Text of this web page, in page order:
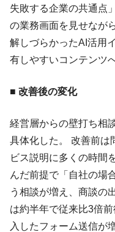
失敗する企業の共通点
の業務画面を見せなが
解しづらかったAI活用
有しやすいコンテンツ
■ 改善後の変化
経営層からの壁打ち相
具体化した。 改善前は
ビス説明に多くの時間
んだ前提で「自社の場
う相談が増え、商談の
は約半年で従来比3倍
入したフォーム送信が